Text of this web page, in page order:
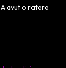
avut o ratere